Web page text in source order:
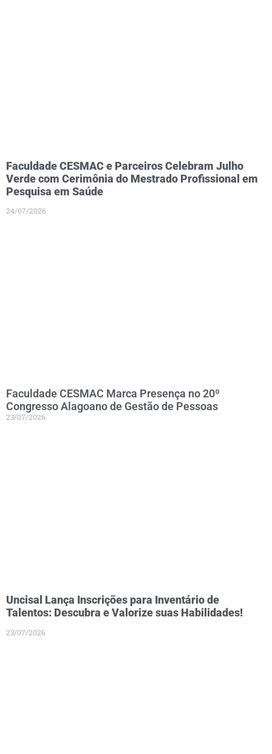
Faculdade CESMAC e Parceiros Celebram Julho
Verde com Cerimônia do Mestrado Profissional em
Pesquisa em Saúde
24/07/2026
Faculdade CESMAC Marca Presença no 20º
Congresso Alagoano de Gestão de Pessoas
23/07/2026
Uncisal Lança Inscrições para Inventário de
Talentos: Descubra e Valorize suas Habilidades!
23/07/2026